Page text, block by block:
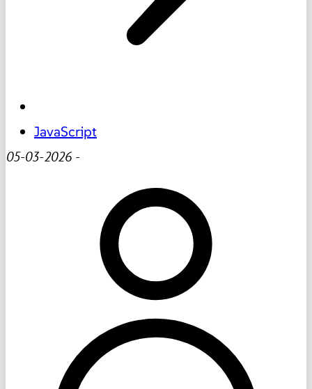
JavaScript
05-03-2026 -